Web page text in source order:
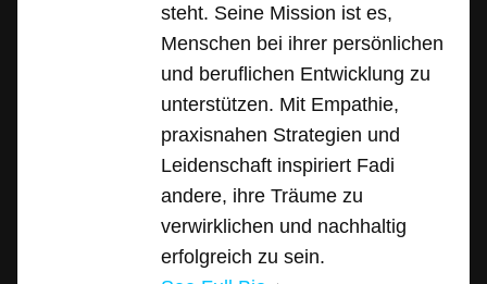
steht. Seine Mission ist es,
Menschen bei ihrer persönlichen
und beruflichen Entwicklung zu
unterstützen. Mit Empathie,
praxisnahen Strategien und
Leidenschaft inspiriert Fadi
andere, ihre Träume zu
verwirklichen und nachhaltig
erfolgreich zu sein.